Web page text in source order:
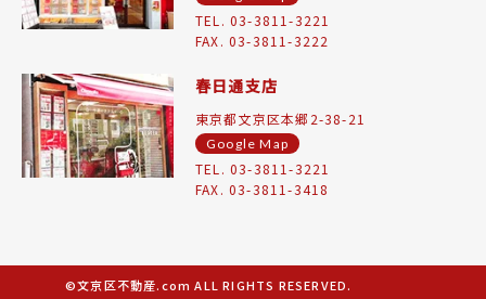
TEL. 03-3811-3221
FAX. 03-3811-3222
春日通支店
東京都文京区本郷2-38-21
Google Map
TEL. 03-3811-3221
FAX. 03-3811-3418
©文京区不動産.com ALL RIGHTS RESERVED.